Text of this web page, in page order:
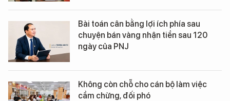
Bài toán cân bằng lợi ích phía sau
chuyện bán vàng nhận tiền sau 120
ngày của PNJ
Không còn chỗ cho cán bộ làm việc
cầm chừng, đối phó